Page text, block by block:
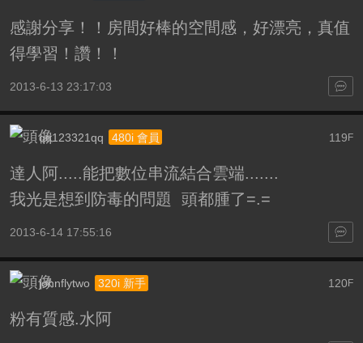
感謝分享！！房間好棒的空間感，好漂亮，真值
得學習！讚！！
2013-6-13 23:17:03
119 F
qq123321qq 480i 會員
達人阿.....能把數位串流結合雲端.......
我光是想到防毒的問題 頭都腫了=.=
2013-6-14 17:55:16
120F
johnflytwo 320i 新手
粉有質感.水阿